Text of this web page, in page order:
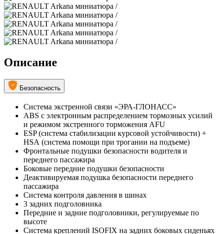
Описание
Безопасность
Система экстренной связи «ЭРА-ГЛОНАСС»
ABS с электронным распределением тормозных усилий
и режимом экстренного торможения AFU
ESP (система стабилизации курсовой устойчивости) +
HSА (система помощи при трогании на подъеме)
Фронтальные подушки безопасности водителя и
переднего пассажира
Боковые передние подушки безопасности
Деактивируемая подушка безопасности переднего
пассажира
Система контроля давления в шинах
3 задних подголовника
Передние и задние подголовники, регулируемые по
высоте
Система креплений ISOFIX на задних боковых сиденьях